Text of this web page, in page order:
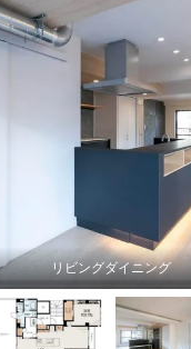
リビングダイニング